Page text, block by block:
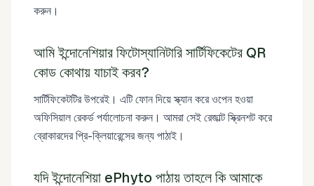
করুন।
আমি ইন্দোনেশিয়ার ফিটোস্যানিটারি সার্টিফিকেটের QR
কোড কোথায় যাচাই করব?
সার্টিফিকেটটির উপরেই। এটি ফোন দিয়ে স্ক্যান করে ওপেন হওয়া
অফিসিয়াল রেকর্ড পর্যালোচনা করুন। আমরা সেই রেজাল্ট স্ক্রিনশট করে
ব্রোকারদের প্রি-ক্লিয়ারেন্সের জন্য পাঠাই।
যদি ইন্দোনেশিয়া ePhyto পাঠায় তাহলে কি আমাকে